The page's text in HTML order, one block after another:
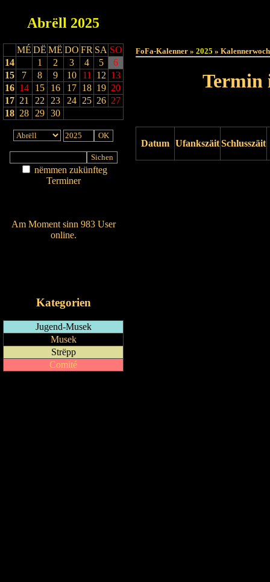
Abrëll 2025
MÉ DË MË DO FR SA SO
14
1 2 3 4 5
6
15
7 8 9 10 11 12 13
16 14 15 16 17 18 19 20
17 21 22 23 24 25 26 27
18 28 29 30
nëmmen zukünfteg
Terminer
Am Moment sinn 983 User
online.
Kategorien
Jugend-Musek
Musek
Strëpp
Comité
FoFa-Kalenner » 2025 »
Termin
Datum UfankszäitSchlusszäit